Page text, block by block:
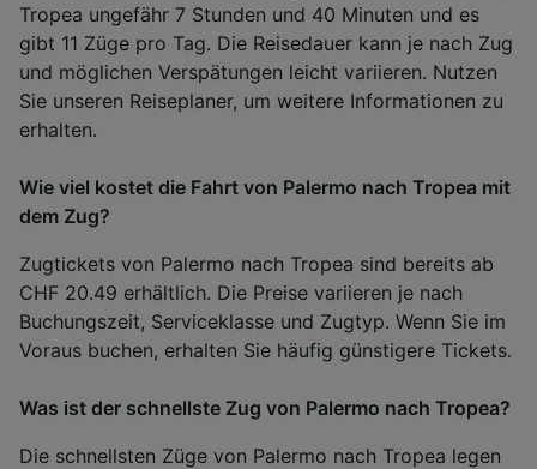
Tropea ungefähr 7 Stunden und 40 Minuten und es
gibt 11 Züge pro Tag. Die Reisedauer kann je nach Zug
und möglichen Verspätungen leicht variieren. Nutzen
Sie unseren Reiseplaner, um weitere Informationen zu
erhalten.
Wie viel kostet die Fahrt von Palermo nach Tropea mit
dem Zug?
Zugtickets von Palermo nach Tropea sind bereits ab
CHF 20.49 erhältlich. Die Preise variieren je nach
Buchungszeit, Serviceklasse und Zugtyp. Wenn Sie im
Voraus buchen, erhalten Sie häufig günstigere Tickets.
Was ist der schnellste Zug von Palermo nach Tropea?
Die schnellsten Züge von Palermo nach Tropea legen